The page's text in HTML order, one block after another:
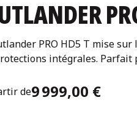
PRO HD5 T mise
intégrales.
de9 999,00 €